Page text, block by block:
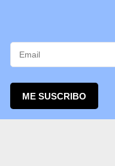
ME SUSCRIBO